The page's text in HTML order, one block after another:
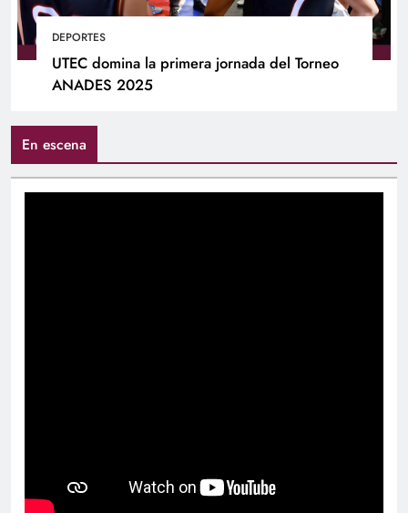
DEPORTES
UTEC domina la primera jornada del Torneo
ANADES 2025
En escena